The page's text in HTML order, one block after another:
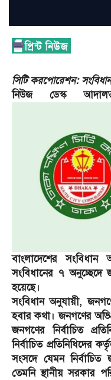
সিটি করপোরেশন:
নিউজ ডেস্ক
বাংলাদেশের সংবিধান
সংবিধানের ৭ অনুচ্ছেদে
হয়েছে।
সংবিধান অনুযায়ী,
হবার কথা। জনগণের
জনগণের নির্বাচিত
নির্বাচিত প্রতিনিধিদের
সংসদে যেমন
তেমনি স্থানীয় সরকার